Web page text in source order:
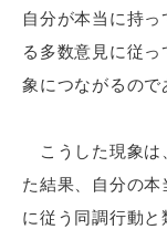
自分が本当に持
る多数意見に従
象につながるので
こうした現象は
た結果、自分の
に従う同調行動と